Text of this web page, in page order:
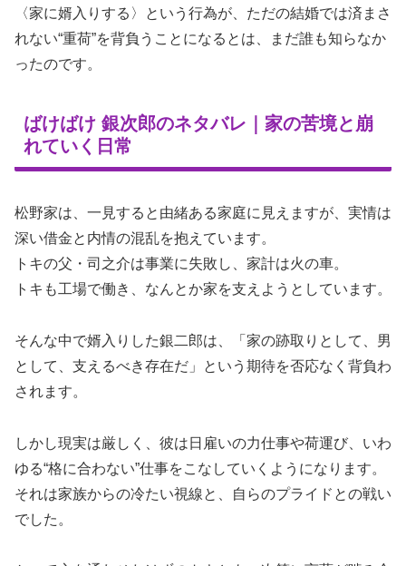
〈家に婿入りする〉という行為が、ただの結婚では済まさ
れない“重荷”を背負うことになるとは、まだ誰も知らなか
ったのです。
ばけばけ 銀次郎のネタバレ｜家の苦境と崩
れていく日常
松野家は、一見すると由緒ある家庭に見えますが、実情は
深い借金と内情の混乱を抱えています。
トキの父・司之介は事業に失敗し、家計は火の車。
トキも工場で働き、なんとか家を支えようとしています。
そんな中で婿入りした銀二郎は、「家の跡取りとして、男
として、支えるべき存在だ」という期待を否応なく背負わ
されます。
しかし現実は厳しく、彼は日雇いの力仕事や荷運び、いわ
ゆる“格に合わない”仕事をこなしていくようになります。
それは家族からの冷たい視線と、自らのプライドとの戦い
でした。